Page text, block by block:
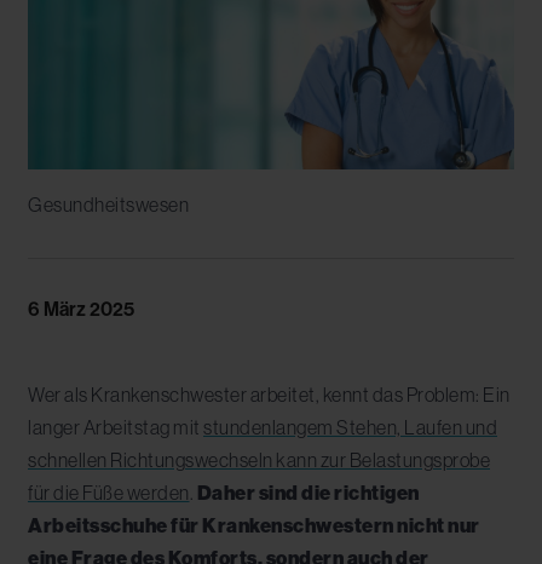
Gesundheitswesen
6 März 2025
Wer als Krankenschwester arbeitet, kennt das Problem: Ein
langer Arbeitstag mit stundenlangem Stehen, Laufen und
schnellen Richtungswechseln kann zur Belastungsprobe
für die Füße werden Daher sind die richtigen
Arbeitsschuhe für Krankenschwestern nicht nur
eine Frage des Komforts, sondern auch der